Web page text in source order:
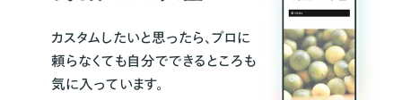
カスタムしたいと思ったら、プロに
頼らなくても自分でできるところも
気に入っています。